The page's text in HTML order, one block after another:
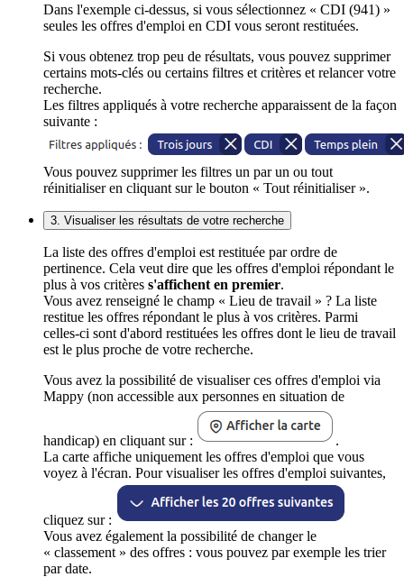
Dans l'exemple ci-dessus, si vous sélectionnez « CDI (941) »
seules les offres d'emploi en CDI vous seront restituées.
Si vous obtenez trop peu de résultats, vous pouvez supprimer
certains mots-clés ou certains filtres et critères et relancer votre
recherche.
Les filtres appliqués à votre recherche apparaissent de la façon
suivante :
Vous pouvez supprimer les filtres un par un ou tout
réinitialiser en cliquant sur le bouton « Tout réinitialiser ».
3. Visualiser les résultats de votre recherche
La liste des offres d'emploi est restituée par ordre de
pertinence. Cela veut dire que les offres d'emploi répondant le
plus à vos critères s'affichent en premier.
Vous avez renseigné le champ « Lieu de travail » ? La liste
restitue les offres répondant le plus à vos critères. Parmi
celles-ci sont d'abord restituées les offres dont le lieu de travail
est le plus proche de votre recherche.
Vous avez la possibilité de visualiser ces offres d'emploi via
Mappy (non accessible aux personnes en situation de
handicap) en cliquant sur :
.
La carte affiche uniquement les offres d'emploi que vous
voyez à l'écran. Pour visualiser les offres d'emploi suivantes,
cliquez sur :
Vous avez également la possibilité de changer le
« classement » des offres : vous pouvez par exemple les trier
par date.